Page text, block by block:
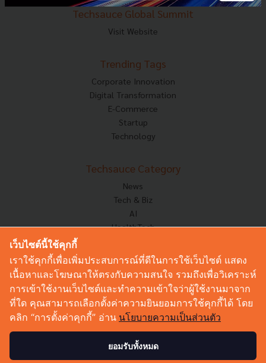
Techsauce Global Summit
Visit Website
Trending Tags
Corporate Innovation
Digital Transformation
E-Commerce
Startup
Technology
Techsauce Category
News
Tech & Biz
AI
HealthTech
Corp Innov
Saucy Thoughts
Sustainable
Videos
Podcast
เว็บไซต์นี้ใช้คุกกี้
เราใช้คุกกี้เพื่อเพิ่มประสบการณ์ที่ดีในการใช้เว็บไซต์ แสดง
เนื้อหาและโฆษณาให้ตรงกับความสนใจ รวมถึงเพื่อวิเคราะห์
การเข้าใช้งานเว็บไซต์และทำความเข้าใจว่าผู้ใช้งานมาจาก
ที่ใด คุณสามารถเลือกตั้งค่าความยินยอมการใช้คุกกี้ได้ โดย
คลิก “การตั้งค่าคุกกี้” อ่าน นโยบายความเป็นส่วนตัว
ยอมรับทั้งหมด